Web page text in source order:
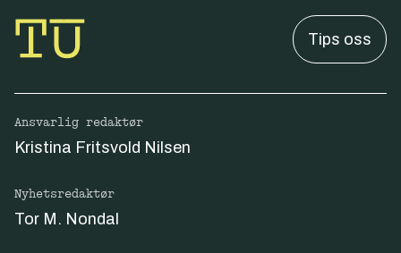
Tips oss
Ansvarlig redaktør
Kristina Fritsvold Nilsen
Nyhetsredaktør
Tor M. Nondal